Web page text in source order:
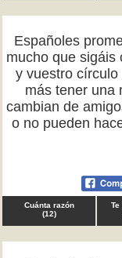
Españoles
mucho que sigáis
y vuestro
más tener una
cambian de
o no pueden
Cuánta razón
(12)
Te